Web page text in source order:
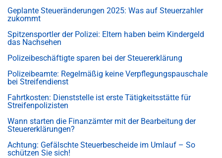
Geplante Steueränderungen 2025: Was auf Steuerzahler
zukommt
Spitzensportler der Polizei: Eltern haben beim Kindergeld
das Nachsehen
Polizeibeschäftigte sparen bei der Steuererklärung
Polizeibeamte: Regelmäßig keine Verpflegungspauschale
bei Streifendienst
Fahrtkosten: Dienststelle ist erste Tätigkeitsstätte für
Streifenpolizisten
Wann starten die Finanzämter mit der Bearbeitung der
Steuererklärungen?
Achtung: Gefälschte Steuerbescheide im Umlauf – So
schützen Sie sich!